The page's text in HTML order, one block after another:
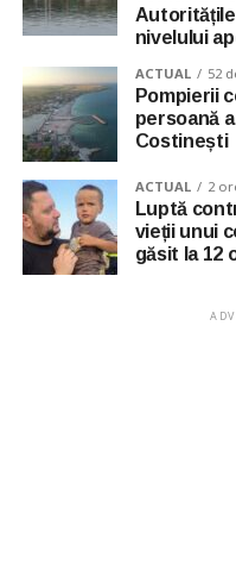
nivelului
ACTUAL 52
Pompierii
persoană
Costinești
ACTUAL 2
Luptă
vieții unui
găsit la 12